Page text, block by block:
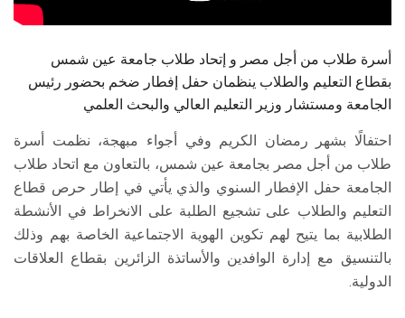
أسرة طلاب من أجل مصر و إتحاد طلاب جامعة عين شمس
بقطاع التعليم والطلاب ينظمان حفل إفطار ضخم بحضور رئيس
الجامعة ومستشار وزير التعليم العالي والبحث العلمي
احتفالًا بشهر رمضان الكريم وفي أجواء مبهجة، نظمت أسرة
طلاب من أجل مصر بجامعة عين شمس، بالتعاون مع اتحاد طلاب
الجامعة حفل الإفطار السنوي والذي يأتي في إطار حرص قطاع
التعليم والطلاب على تشجيع الطلبة على الانخراط في الأنشطة
الطلابية بما يتيح لهم تكوين الهوية الاجتماعية الخاصة بهم وذلك
بالتنسيق مع إدارة الوافدين والأساتذة الزائرين بقطاع العلاقات
الدولية.